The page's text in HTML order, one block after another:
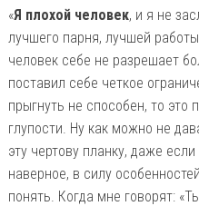
«Я плохой человек, и я не
лучшего парня, лучшей
человек себе не разрешает
поставил себе четкое
прыгнуть не способен, то это
глупости. Ну как можно не
эту чертову планку, даже
наверное, в силу
понять. Когда мне говорят: